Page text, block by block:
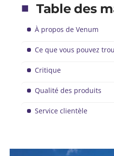
Table des
À propos de Venum
Ce que vous pouvez
Critique
Qualité des produits
Service clientèle